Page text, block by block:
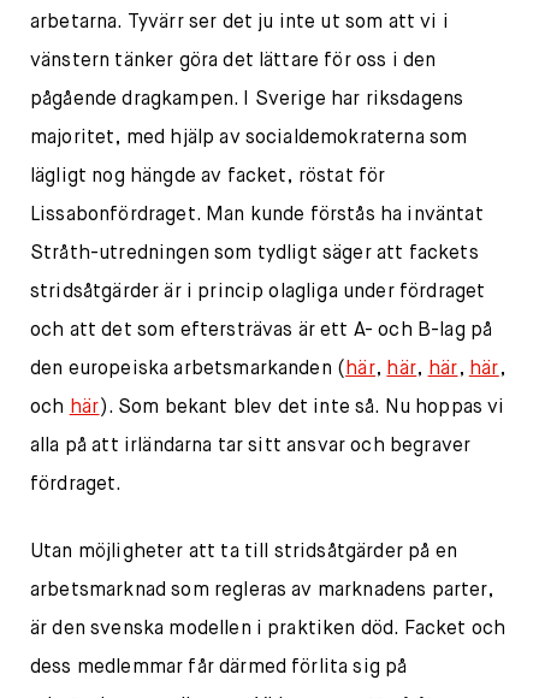
arbetarna. Tyvärr ser det ju inte ut som att vi i
vänstern tänker göra det lättare för oss i den
pågående dragkampen. I Sverige har riksdagens
majoritet, med hjälp av socialdemokraterna som
lägligt nog hängde av facket, röstat för
Lissabonfördraget. Man kunde förstås ha inväntat
Stråth-utredningen som tydligt säger att fackets
stridsåtgärder är i princip olagliga under fördraget
och att det som eftersträvas är ett A- och B-lag på
den europeiska arbetsmarkanden ( här, här, här, här,
och här). Som bekant blev det inte så. Nu hoppas vi
alla på att irländarna tar sitt ansvar och begraver
fördraget.
Utan möjligheter att ta till stridsåtgärder på en
arbetsmarknad som regleras av marknadens parter,
är den svenska modellen i praktiken död. Facket och
dess medlemmar får därmed förlita sig på